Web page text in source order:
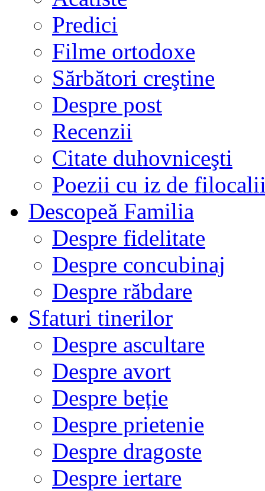
Predici
Filme ortodoxe
Sărbători creştine
Despre post
Recenzii
Citate duhovniceşti
Poezii cu iz de
Descopeă Familia
Despre fidelitate
Despre concubinaj
Despre răbdare
Sfaturi tinerilor
Despre ascultare
Despre avort
Despre beție
Despre prietenie
Despre dragoste
Despre iertare